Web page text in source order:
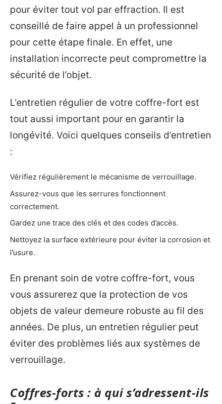
pour éviter tout vol par effraction. Il est
conseillé de faire appel à un professionnel
pour cette étape finale. En effet, une
installation incorrecte peut compromettre la
sécurité de l’objet.
L’entretien régulier de votre coffre-fort est
tout aussi important pour en garantir la
longévité. Voici quelques conseils d’entretien
:
Vérifiez régulièrement le mécanisme de verrouillage.
Assurez-vous que les serrures fonctionnent
correctement.
Gardez une trace des clés et des codes d’accès.
Nettoyez la surface extérieure pour éviter la corrosion et
l’usure.
En prenant soin de votre coffre-fort, vous
vous assurerez que la protection de vos
objets de valeur demeure robuste au fil des
années. De plus, un entretien régulier peut
éviter des problèmes liés aux systèmes de
verrouillage.
Coffres-forts : à qui s’adressent-ils